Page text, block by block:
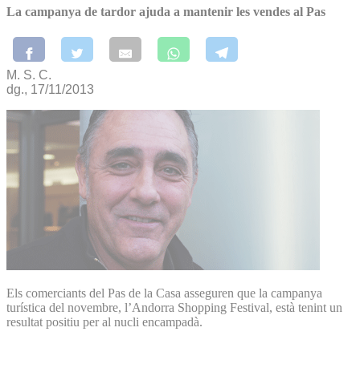
La campanya de tardor ajuda a mantenir les vendes al Pas
M. S. C.
dg., 17/11/2013
Els comerciants del Pas de la Casa asseguren que la campanya
turística del novembre, l’An­dorra Shopping Festival, està tenint un
resultat positiu per al nucli encampadà.